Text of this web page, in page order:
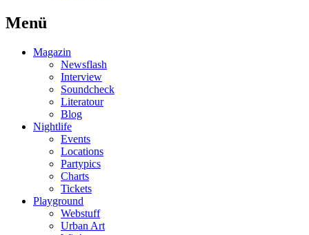
Menü
Magazin
Newsflash
Interview
Soundcheck
Literatour
Blog
Nightlife
Events
Locations
Partypics
Charts
Tickets
Playground
Webstuff
Urban Art